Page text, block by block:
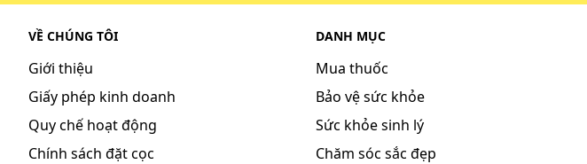
VỀ CHÚNG TÔI
Giới thiệu
Giấy phép kinh doanh
Quy chế hoạt động
Chính sách đặt cọc
DANH MỤC
Mua thuốc
Bảo vệ sức khỏe
Sức khỏe sinh lý
Chăm sóc sắc đẹp